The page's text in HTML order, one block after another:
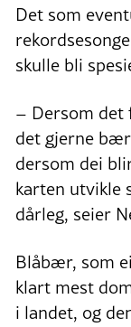
Det som
skulle bli
– Dersom
det gjerne
dersom dei
karten utvikle
dårleg, seier
Blåbær, som
klart mest
i landet, og